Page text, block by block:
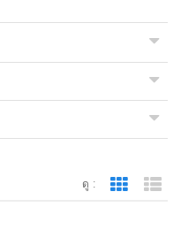
ดู : Grid View